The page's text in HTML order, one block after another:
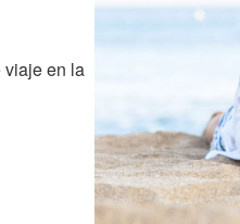
viaje en la